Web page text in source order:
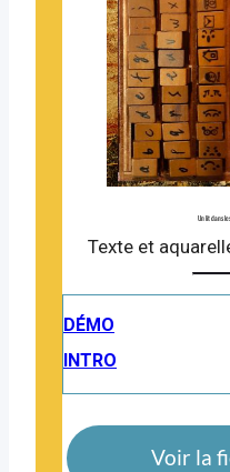
Un lit dans
Texte et
DÉMO
INTRO
Voir la